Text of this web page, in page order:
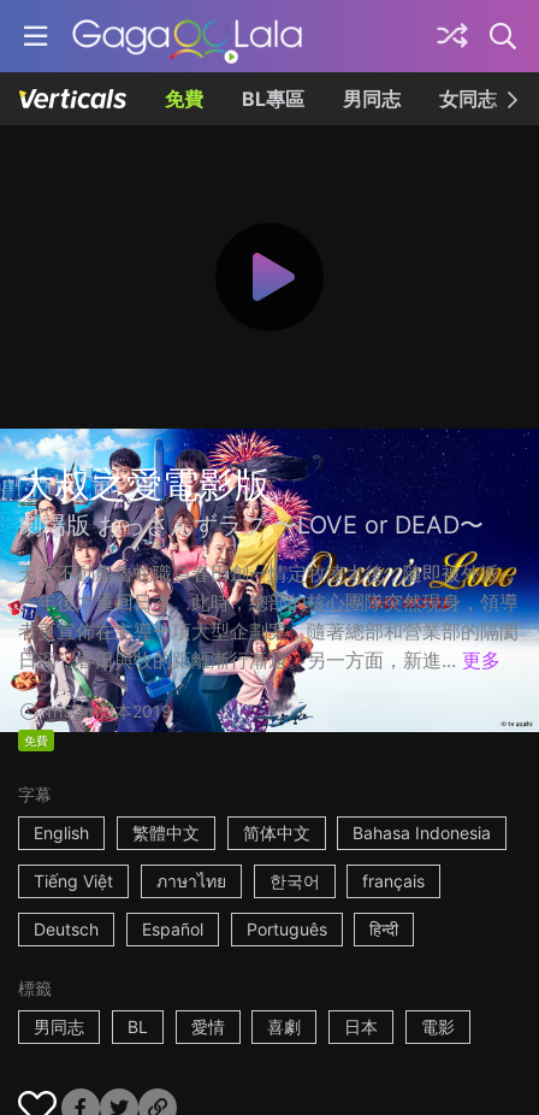
免費 BL專區 男同志 女同志
大叔之愛電影版
劇場版 おっさんずラブ 〜LOVE or DEAD〜
天空不動產魯蛇職員春田創一情定牧凌太後，隨即被外派，
一年後才重回日本。此時，總部的核心團隊突然現身，領導
者更宣佈在主導一項大型企劃案，隨著總部和營業部的隔閡
日深，春田與牧的距離漸行漸遠。另一方面，新進... 更多
1h53m日本2019
免費
字幕
English
繁體中文 简体中文 Bahasa Indonesia
Tiếng Việt ภาษาไทย 한국어 français
Deutsch Español Português हिन्दी
標籤
男同志
BL 愛情 喜劇 日本 電影